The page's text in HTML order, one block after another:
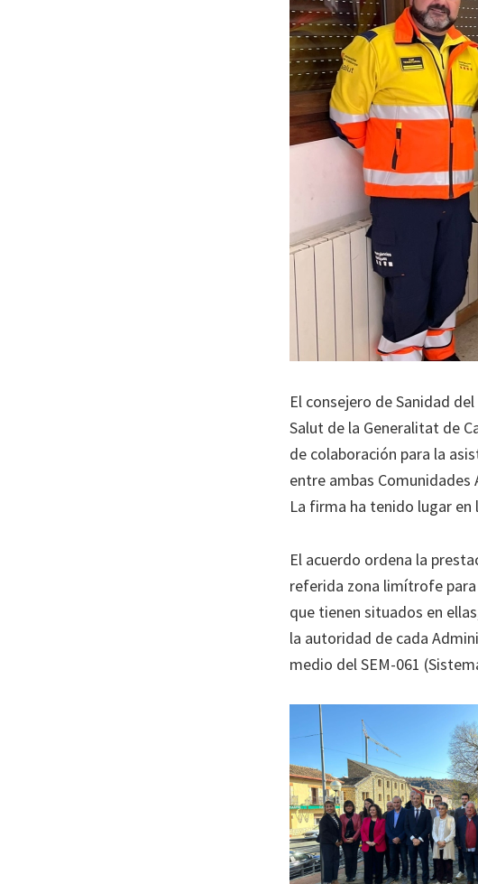
El consejero de Sanidad
Salut de la Generalitat de
de colaboración para la
entre ambas
La firma ha tenido lugar
El acuerdo ordena la
referida zona limítrofe
que tienen situados en
la autoridad de cada
medio del SEM-061